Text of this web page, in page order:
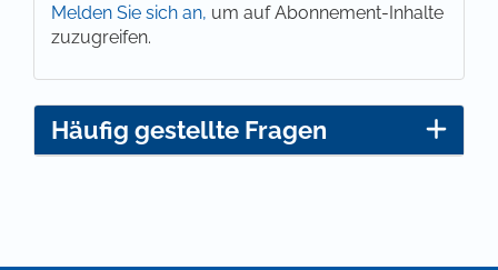
Melden Sie sich an, um auf Abonnement-Inhalte
zuzugreifen.
Häufig gestellte Fragen